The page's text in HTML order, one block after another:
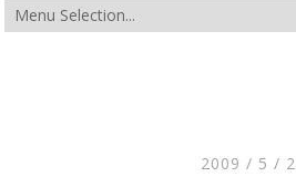
2009 / 5 / 2